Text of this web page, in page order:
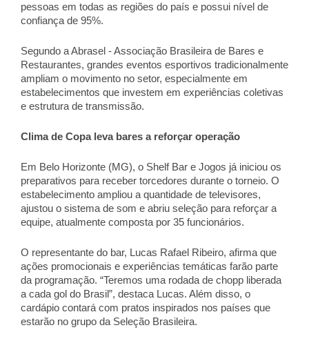
pessoas em todas as regiões do país e possui nível de
confiança de 95%.
Segundo a Abrasel - Associação Brasileira de Bares e
Restaurantes, grandes eventos esportivos tradicionalmente
ampliam o movimento no setor, especialmente em
estabelecimentos que investem em experiências coletivas
e estrutura de transmissão.
Clima de Copa leva bares a reforçar operação
Em Belo Horizonte (MG), o Shelf Bar e Jogos já iniciou os
preparativos para receber torcedores durante o torneio. O
estabelecimento ampliou a quantidade de televisores,
ajustou o sistema de som e abriu seleção para reforçar a
equipe, atualmente composta por 35 funcionários.
O representante do bar, Lucas Rafael Ribeiro, afirma que
ações promocionais e experiências temáticas farão parte
da programação. “Teremos uma rodada de chopp liberada
a cada gol do Brasil”, destaca Lucas. Além disso, o
cardápio contará com pratos inspirados nos países que
estarão no grupo da Seleção Brasileira.